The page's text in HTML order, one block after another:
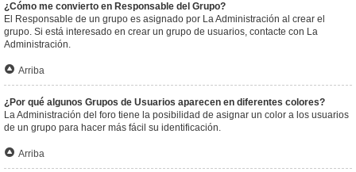
¿Cómo me convierto en Responsable del Grupo?
El Responsable de un grupo es asignado por La Administración al crear el
grupo. Si está interesado en crear un grupo de usuarios, contacte con La
Administración.
Arriba
¿Por qué algunos Grupos de Usuarios aparecen en diferentes colores?
La Administración del foro tiene la posibilidad de asignar un color a los usuarios
de un grupo para hacer más fácil su identificación.
Arriba